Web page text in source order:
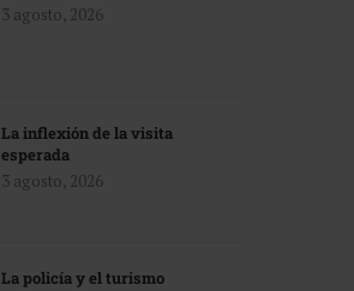
3 agosto, 2026
La inflexión de la visita
esperada
3 agosto, 2026
La policía y el turismo